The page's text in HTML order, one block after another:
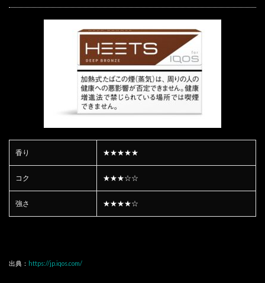
香り ★★★★★
コク ★★★☆☆
強さ ★★★★☆
出典： https://jp.iqos.com/